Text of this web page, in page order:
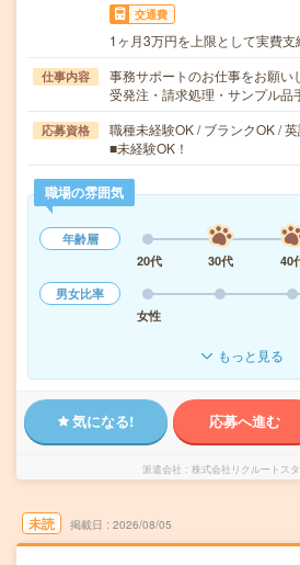
交通費
1ヶ月3万円を上限として実費支
仕事内容
事務サポートのお仕事をお願い
受発注・請求処理・サンプル
応募資格
職種未経験OK / ブランクOK /
■未経験OK！
職場の雰囲気
年齢層
20代
30代 40
男女比率
女性
もっと見る
気になる! 応募へ進む
派遣会社 株式会社リクルートス
未読 掲載日 2026/08/05